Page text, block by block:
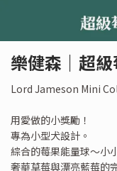
樂健森｜超
Lord Jameson Mini
用愛做的小獎勵！
專為小型犬設計。
綜合的莓果能量球～小
奢華草莓與漂亮藍莓的